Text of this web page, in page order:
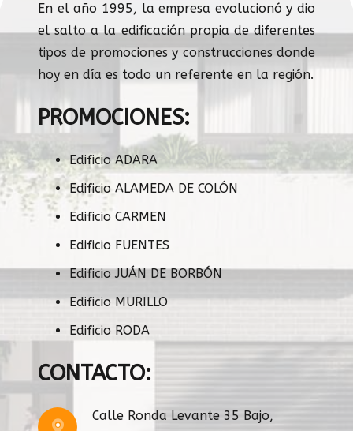
En el año 1995, la empresa evolucionó y dio
el salto a la edificación propia de diferentes
tipos de promociones y construcciones donde
hoy en día es todo un referente en la región.
PROMOCIONES:
Edificio ADARA
Edificio ALAMEDA DE COLÓN
Edificio CARMEN
Edificio FUENTES
Edificio JUÁN DE BORBÓN
Edificio MURILLO
Edificio RODA
CONTACTO:
Calle Ronda Levante 35 Bajo,